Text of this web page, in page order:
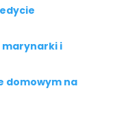
marynarki i
domowym na